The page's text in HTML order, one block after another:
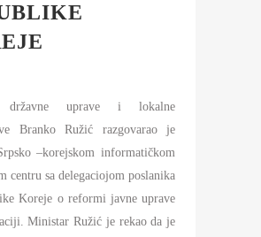
državne uprave i lokalne
Branko Ružić razgovarao je
–korejskom informatičkom
centru sa delegaciojom poslanika
Koreje o reformi javne uprave
Ministar Ružić je rekao da je